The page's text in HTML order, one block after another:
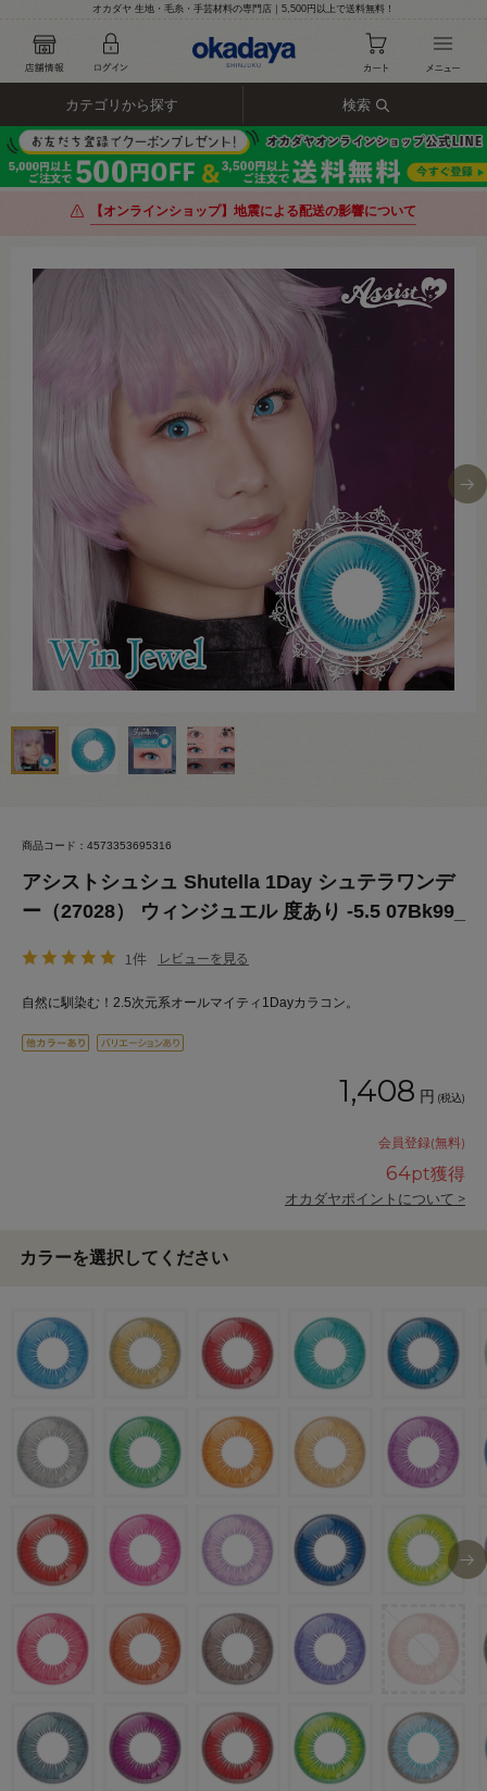
オカダヤ 生地・毛糸・手芸材料の専門店｜5,500円以上で送料無料！
カテゴリから探す 検索
【オンラインショップ】地震による配送の影響について
商品コード：4573353695316
アシストシュシュ Shutella 1Day シュテラワンデ
ー（27028） ウィンジュエル 度あり -5.5 07Bk99_
1件 レビューを見る
自然に馴染む！2.5次元系オールマイティ1Dayカラコン。
1,408 円 (税込)
会員登録(無料)
64pt獲得
オカダヤポイントについて >
カラーを選択してください